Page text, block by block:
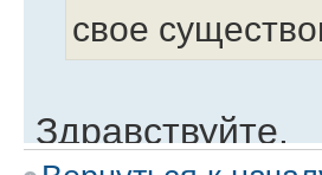
свое
Здравствуйте.